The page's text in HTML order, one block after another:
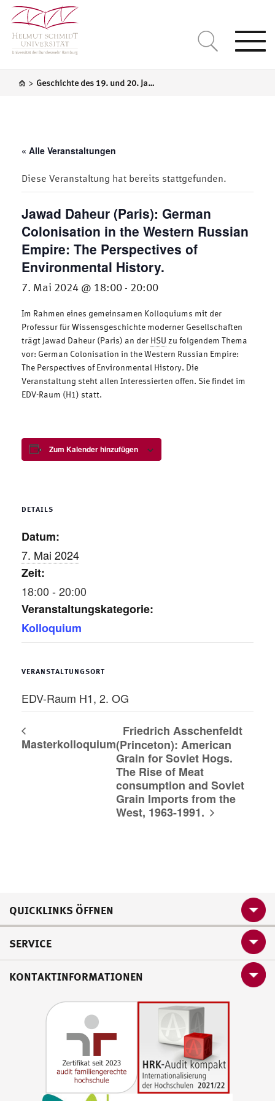
> Geschichte des 19. und 20. Jahrhundert / Mittel- und Osteuropa
« Alle Veranstaltungen
Diese Veranstaltung hat bereits stattgefunden.
Jawad Daheur (Paris): German
Colonisation in the Western Russian
Empire: The Perspectives of
Environmental History.
7. Mai 2024 @ 18:00 - 20:00
Im Rahmen eines gemeinsamen Kolloquiums mit der
Professur für Wissensgeschichte moderner Gesellschaften
trägt Jawad Daheur (Paris) an der HSU zu folgendem Thema
vor: German Colonisation in the Western Russian Empire:
The Perspectives of Environmental History. Die
Veranstaltung steht allen Interessierten offen. Sie findet im
EDV-Raum (H1) statt.
Zum Kalender hinzufügen
DETAILS
Datum:
7. Mai 2024
Zeit:
18:00 - 20:00
Veranstaltungskategorie:
Kolloquium
VERANSTALTUNGSORT
EDV-Raum H1, 2. OG
Masterkolloquium
Friedrich Asschenfeldt
(Princeton): American
Grain for Soviet Hogs.
The Rise of Meat
consumption and Soviet
Grain Imports from the
West, 1963-1991.
QUICKLINKS ÖFFNEN
SERVICE
KONTAKTINFORMATIONEN